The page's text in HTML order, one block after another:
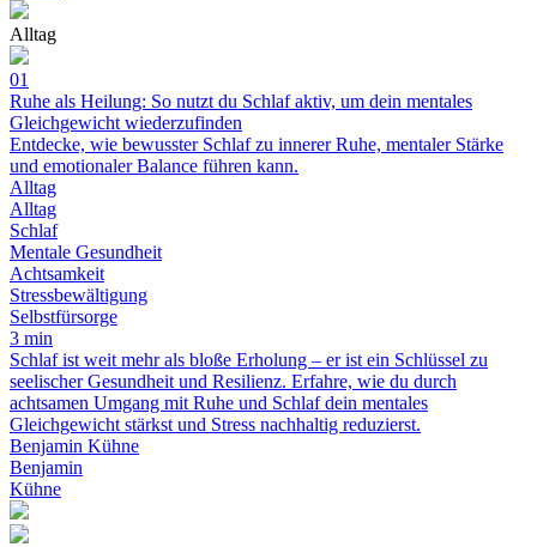
Alltag
01
Ruhe als Heilung: So nutzt du Schlaf aktiv, um dein mentales
Gleichgewicht wiederzufinden
Entdecke, wie bewusster Schlaf zu innerer Ruhe, mentaler Stärke
und emotionaler Balance führen kann.
Alltag
Alltag
Schlaf
Mentale Gesundheit
Achtsamkeit
Stressbewältigung
Selbstfürsorge
3 min
Schlaf ist weit mehr als bloße Erholung – er ist ein Schlüssel zu
seelischer Gesundheit und Resilienz. Erfahre, wie du durch
achtsamen Umgang mit Ruhe und Schlaf dein mentales
Gleichgewicht stärkst und Stress nachhaltig reduzierst.
Benjamin Kühne
Benjamin
Kühne